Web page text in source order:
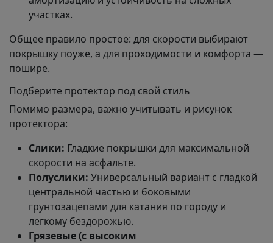
участках.
Общее правило простое: для скорости выбирают
покрышку поуже, а для проходимости и комфорта —
пошире.
Подберите протектор под свой стиль
Помимо размера, важно учитывать и рисунок
протектора:
Слики: Гладкие покрышки для максимальной
скорости на асфальте.
Полуслики: Универсальный вариант с гладкой
центральной частью и боковыми
грунтозацепами для катания по городу и
легкому бездорожью.
Грязевые (с высоким